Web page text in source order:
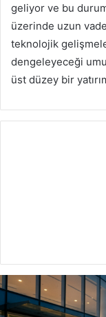
geliyor ve bu
üzerinde uzun
teknolojik
dengeleyeceği
üst düzey bir